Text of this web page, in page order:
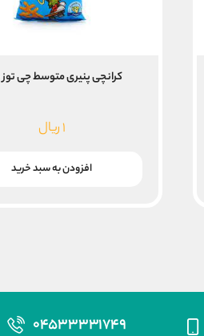
کرانچی پنیری متوسط چی توز ۴۰ع
۱ریال
افزودن به سبد خرید
۰۴۵۳۳۳۳۱۷۴۹